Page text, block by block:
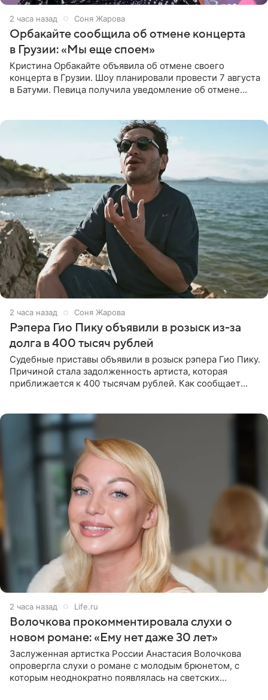
2 часа назад Соня Жарова
Орбакайте сообщила об отмене концерта
в Грузии: «Мы еще споем»
Кристина Орбакайте объявила об отмене своего
концерта в Грузии. Шоу планировали провести 7 августа
в Батуми. Певица получила уведомление об отмене
2 часа назад Соня Жарова
Рэпера Гио Пику объявили в розыск из-за
долга в 400 тысяч рублей
Судебные приставы объявили в розыск рэпера Гио Пику.
Причиной стала задолженность артиста, которая
приближается к 400 тысячам рублей. Как сообщает
2 часа назад Life.ru
Волочкова прокомментировала слухи о
новом романе: «Ему нет даже 30 лет»
Заслуженная артистка России Анастасия Волочкова
опровергла слухи о романе с молодым брюнетом, с
которым неоднократно появлялась на светских